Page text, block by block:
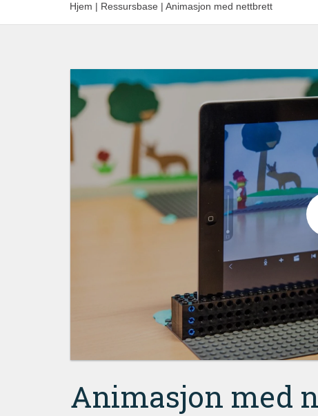
Hjem | Ressursbase | Animasjon med nettbrett
Animasjon med